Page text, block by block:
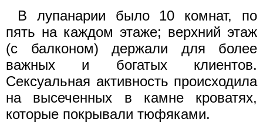
В лупанарии было 10 комнат, по
пять на каждом этаже; верхний этаж
(с балконом) держали для более
важных и богатых клиентов.
Сексуальная активность происходила
на высеченных в камне кроватях,
которые покрывали тюфяками.